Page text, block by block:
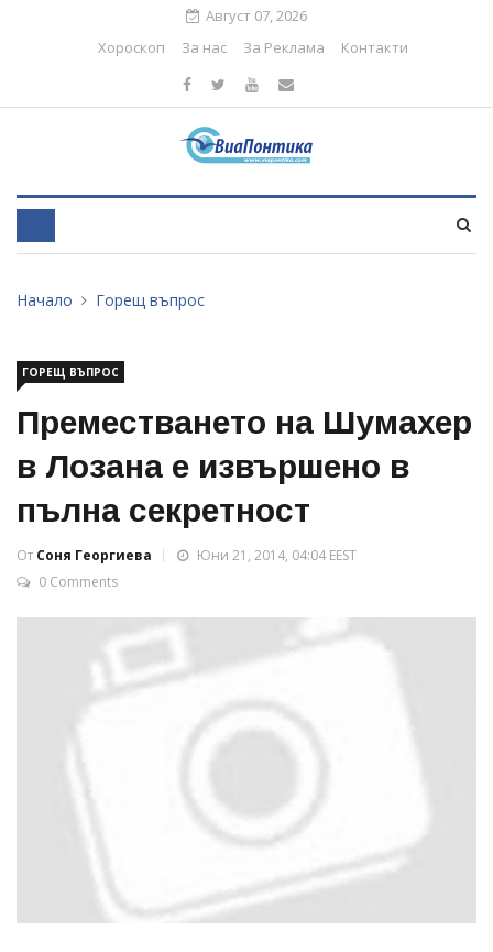
Август 07, 2026
Хороскоп
За нас За Реклама Контакти
Начало Горещ въпрос
ГОРЕЩ ВЪПРОС
Преместването на Шумахер
в Лозана е извършено в
пълна секретност
От Соня Георгиева
Юни 21, 2014, 04:04 EEST
0 Comments